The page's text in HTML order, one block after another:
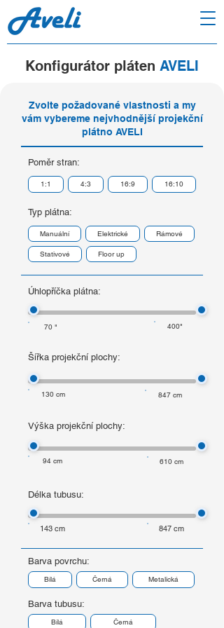
Konfigurátor pláten AVELI
Zvolte požadované vlastnosti a my
vám vybereme nejvhodnější projekční
plátno AVELI
Poměr stran:
1:1 4:3 16:9 16:10
Typ plátna:
Manuální Elektrické Rámové
Stativové Floor up
Úhlopříčka plátna:
70 " 400"
Šířka projekční plochy:
130 cm 847 cm
Výška projekční plochy:
94 cm 610 cm
Délka tubusu:
143 cm 847 cm
Barva povrchu:
Bílá Černá Metalická
Barva tubusu:
Bílá Černá